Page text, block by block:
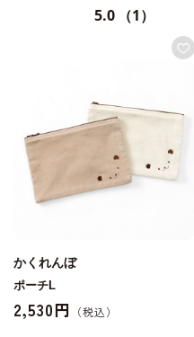
5.0 （1）
かくれんぼ
ポーチL
2,530円